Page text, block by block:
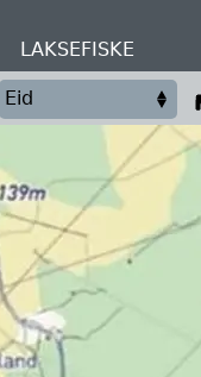
LAKSEFISKE